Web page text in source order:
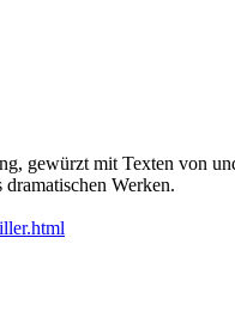
gewürzt mit Texten von
Werken.